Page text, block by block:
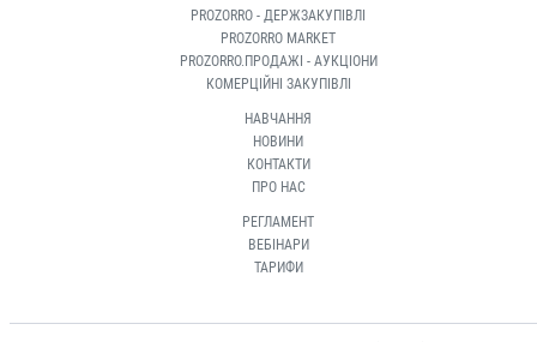
PROZORRO - ДЕРЖЗАКУПІВЛІ
PROZORRO MARKET
PROZORRO.ПРОДАЖІ - АУКЦІОНИ
КОМЕРЦІЙНІ ЗАКУПІВЛІ
НАВЧАННЯ
НОВИНИ
КОНТАКТИ
ПРО НАС
РЕГЛАМЕНТ
ВЕБІНАРИ
ТАРИФИ